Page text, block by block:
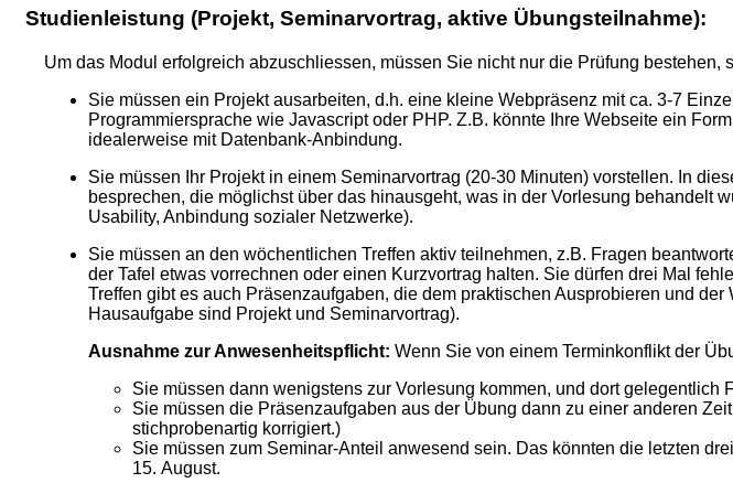
Studienleistung (Projekt, Seminarvortrag, aktive Übungsteilnahme):
Um das Modul erfolgreich abzuschliessen, müssen Sie nicht nur die Prüfung
Sie müssen ein Projekt ausarbeiten, d.h. eine kleine Webpräsenz mit ca. 3-7
Programmiersprache wie Javascript oder PHP. Z.B. könnte Ihre Webseite ein
idealerweise mit Datenbank-Anbindung.
Sie müssen Ihr Projekt in einem Seminarvortrag (20-30 Minuten) vorstellen. In
besprechen, die möglichst über das hinausgeht, was in der Vorlesung behandelt
Usability, Anbindung sozialer Netzwerke).
Sie müssen an den wöchentlichen Treffen aktiv teilnehmen, z.B. Fragen
der Tafel etwas vorrechnen oder einen Kurzvortrag halten. Sie dürfen drei Mal
Treffen gibt es auch Präsenzaufgaben, die dem praktischen Ausprobieren und
Hausaufgabe sind Projekt und Seminarvortrag).
Ausnahme zur Anwesenheitspflicht: Wenn Sie von einem Terminkonflikt der
Sie müssen dann wenigstens zur Vorlesung kommen, und dort gelegentlich
Sie müssen die Präsenzaufgaben aus der Übung dann zu einer anderen
stichprobenartig korrigiert.)
Sie müssen zum Seminar-Anteil anwesend sein. Das könnten die letzten
15. August.